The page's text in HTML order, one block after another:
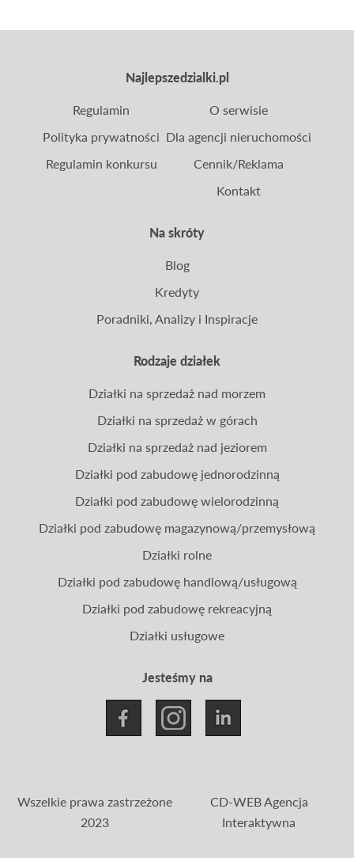
Najlepszedzialki.pl
Na skróty
Rodzaje działek
Jesteśmy na
Regulamin
Polityka prywatności
Regulamin konkursu
O serwisie
Dla agencji nieruchomości
Cennik/Reklama
Kontakt
Blog
Kredyty
Poradniki, Analizy i Inspiracje
Działki na sprzedaż nad morzem
Działki na sprzedaż w górach
Działki na sprzedaż nad jeziorem
Działki pod zabudowę jednorodzinną
Działki pod zabudowę wielorodzinną
Działki pod zabudowę magazynową/przemysłową
Działki rolne
Działki pod zabudowę handlową/usługową
Działki pod zabudowę rekreacyjną
Działki usługowe
Wszelkie prawa zastrzeżone
2023
CD-WEB Agencja
Interaktywna